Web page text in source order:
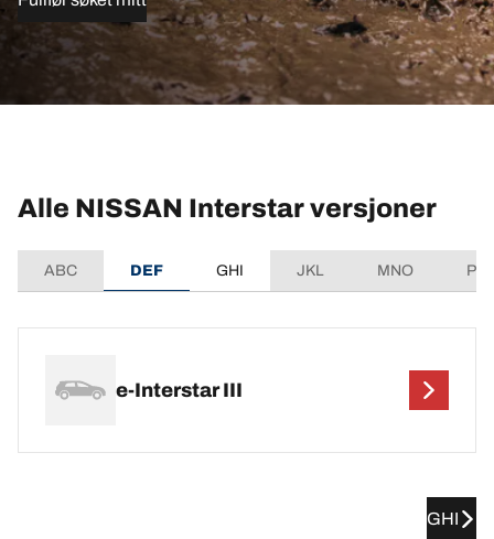
Alle NISSAN Interstar versjoner
ABC DEF GHI JKL MNO
e-Interstar III
GHI